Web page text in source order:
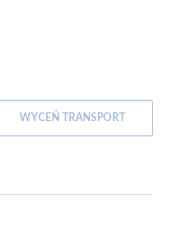
WYCEŃ TRANSPORT